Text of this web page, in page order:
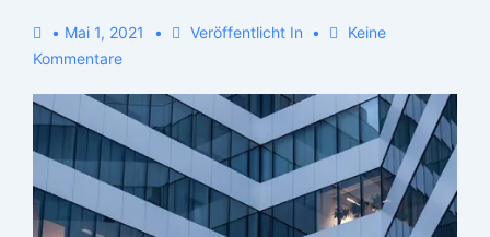
• Mai 1, 2021 Veröffentlicht In
Keine
Kommentare